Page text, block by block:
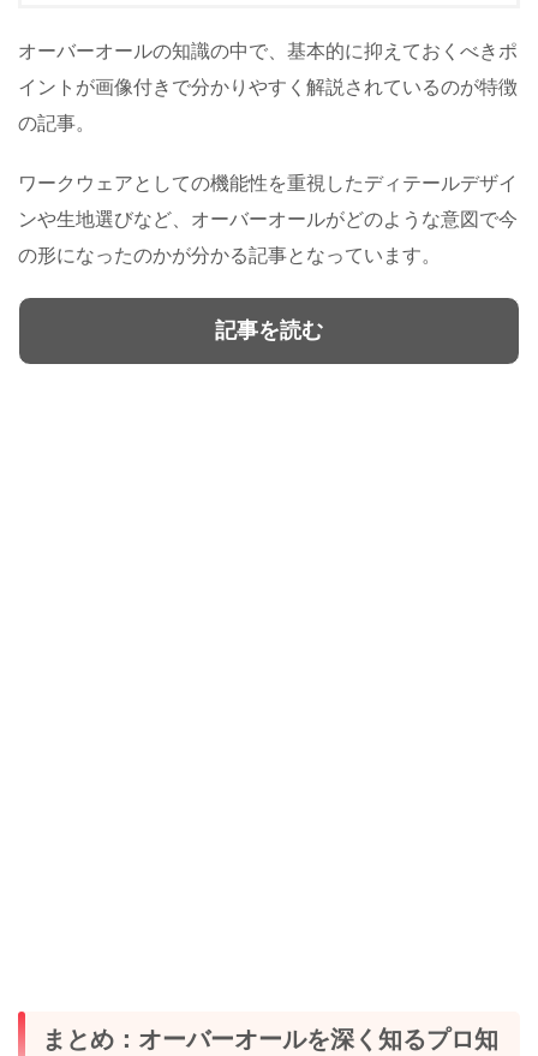
オーバーオールの知識の中で、基本的に抑えておくべきポ
イントが画像付きで分かりやすく解説されているのが特徴
の記事。
ワークウェアとしての機能性を重視したディテールデザイ
ンや生地選びなど、オーバーオールがどのような意図で今
の形になったのかが分かる記事となっています。
記事を読む
まとめ：オーバーオールを深く知るプロ知